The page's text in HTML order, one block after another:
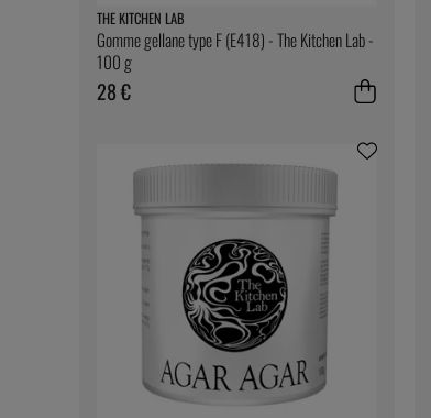
THE KITCHEN LAB
Gomme gellane type F (E418) - The Kitchen Lab -
100 g
28 €